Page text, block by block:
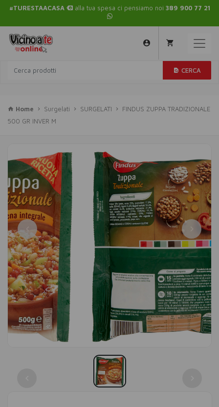
#TURESTAACASA alla tua spesa ci pensiamo noi 389 900 77 21
CERCA
Home Surgelati SURGELATI
FINDUS ZUPPA TRADIZIONALE
500 GR INVER M